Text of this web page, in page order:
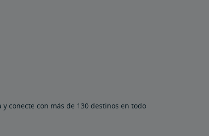
conecte con más de 130 destinos en todo